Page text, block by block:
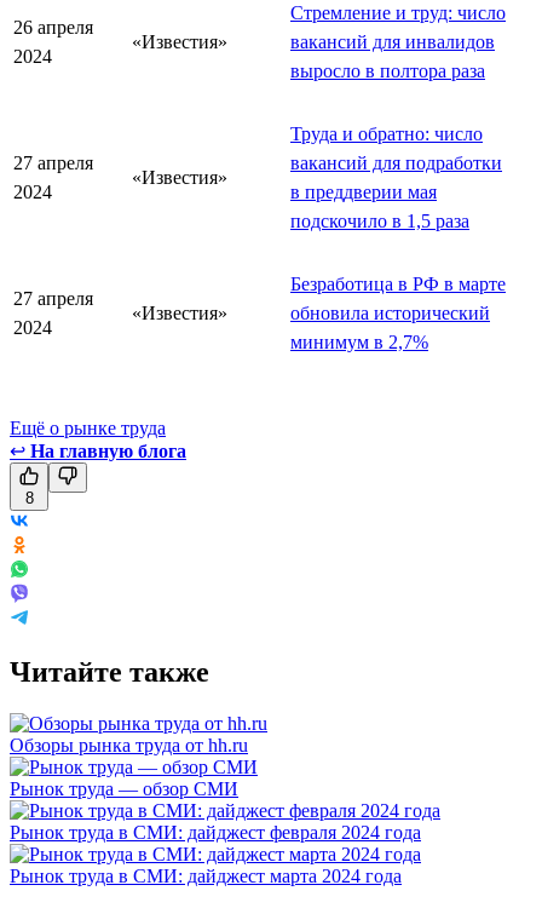
26 апреля
2024
«Известия»
Стремление и труд: число
вакансий для инвалидов
выросло в полтора раза
27 апреля
2024
«Известия»
Труда и обратно: число
вакансий для подработки
в преддверии мая
подскочило в 1,5 раза
27 апреля
2024
«Известия»
Безработица в РФ в марте
обновила исторический
минимум в 2,7%
Ещё о рынке труда
↩ На главную блога
8
Читайте также
Обзоры рынка труда от hh.ru
Рынок труда — обзор СМИ
Рынок труда в СМИ: дайджест февраля 2024 года
Рынок труда в СМИ: дайджест марта 2024 года